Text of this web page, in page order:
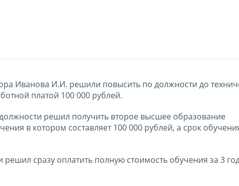
Иванова И.И. решили повысить по должности до
платой 100 000 рублей.
решил получить второе высшее образование
в котором составляет 100 000 рублей, а срок
решил сразу оплатить полную стоимость обучения за 3